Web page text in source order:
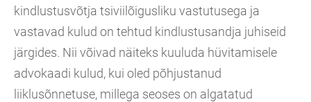
kindlustusvõtja tsiviilõigusliku vastutusega ja
vastavad kulud on tehtud kindlustusandja juhiseid
järgides. Nii võivad näiteks kuuluda hüvitamisele
advokaadi kulud, kui oled põhjustanud
liiklusõnnetuse, millega seoses on algatatud